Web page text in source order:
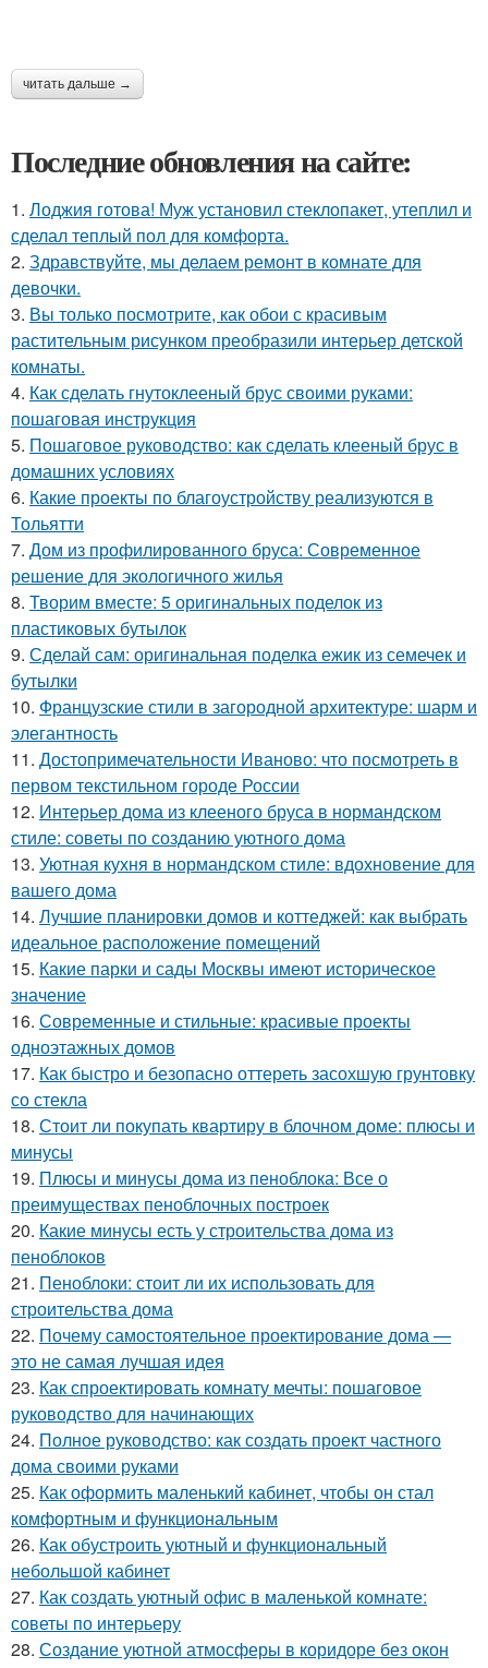
читать дальше →
Последние обновления на сайте:
1. Лоджия готова! Муж установил стеклопакет, утеплил и
сделал теплый пол для комфорта.
2. Здравствуйте, мы делаем ремонт в комнате для
девочки.
3. Вы только посмотрите, как обои с красивым
растительным рисунком преобразили интерьер детской
комнаты.
4. Как сделать гнутоклееный брус своими руками:
пошаговая инструкция
5. Пошаговое руководство: как сделать клееный брус в
домашних условиях
6. Какие проекты по благоустройству реализуются в
Тольятти
7. Дом из профилированного бруса: Современное
решение для экологичного жилья
8. Творим вместе: 5 оригинальных поделок из
пластиковых бутылок
9. Сделай сам: оригинальная поделка ежик из семечек и
бутылки
10. Французские стили в загородной архитектуре: шарм и
элегантность
11. Достопримечательности Иваново: что посмотреть в
первом текстильном городе России
12. Интерьер дома из клееного бруса в нормандском
стиле: советы по созданию уютного дома
13. Уютная кухня в нормандском стиле: вдохновение для
вашего дома
14. Лучшие планировки домов и коттеджей: как выбрать
идеальное расположение помещений
15. Какие парки и сады Москвы имеют историческое
значение
16. Современные и стильные: красивые проекты
одноэтажных домов
17. Как быстро и безопасно оттереть засохшую грунтовку
со стекла
18. Стоит ли покупать квартиру в блочном доме: плюсы и
минусы
19. Плюсы и минусы дома из пеноблока: Все о
преимуществах пеноблочных построек
20. Какие минусы есть у строительства дома из
пеноблоков
21. Пеноблоки: стоит ли их использовать для
строительства дома
22. Почему самостоятельное проектирование дома —
это не самая лучшая идея
23. Как спроектировать комнату мечты: пошаговое
руководство для начинающих
24. Полное руководство: как создать проект частного
дома своими руками
25. Как оформить маленький кабинет, чтобы он стал
комфортным и функциональным
26. Как обустроить уютный и функциональный
небольшой кабинет
27. Как создать уютный офис в маленькой комнате:
советы по интерьеру
28. Создание уютной атмосферы в коридоре без окон